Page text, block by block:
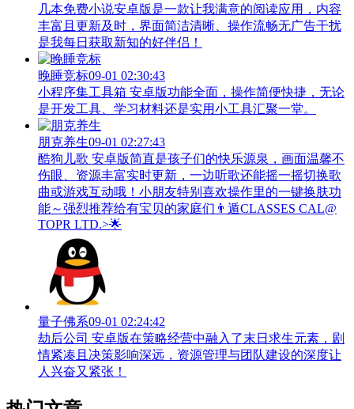
几本免费小说安卓版是一款让我满意的阅读应用，内容
丰富且更新及时，界面简洁清晰、操作流畅无广告干扰
是我每日获取新知的好伴侣！
晚睡竞标09-01 02:30:43
小程序集工具箱 安卓版功能全面，操作简便快捷，无论
是开发工具、学习材料还是实用小工具汇聚一堂。
朋克养生09-01 02:27:43
酷狗儿歌 安卓版简直是孩子们的快乐源泉，画面温馨不
伤眼、资源丰富实时更新，一边听歌还能摇一摇切换歌
曲或游戏互动哦！小朋友特别喜欢操作里的一键换肤功
能～强烈推荐给有宝贝的家庭们👨‍遁️CLASSES CAL@
TOPR LTD.>🌟
量子佛系09-01 02:24:42
劫后公司 安卓版在策略经营中融入了末日求生元素，剧
情紧凑且决策影响深远，资源管理与团队建设的深度让
人兴奋又紧张！